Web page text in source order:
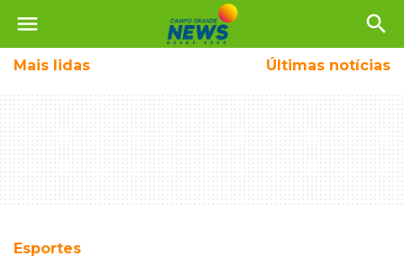
menu search
Mais lidas Últimas notícias
Esportes